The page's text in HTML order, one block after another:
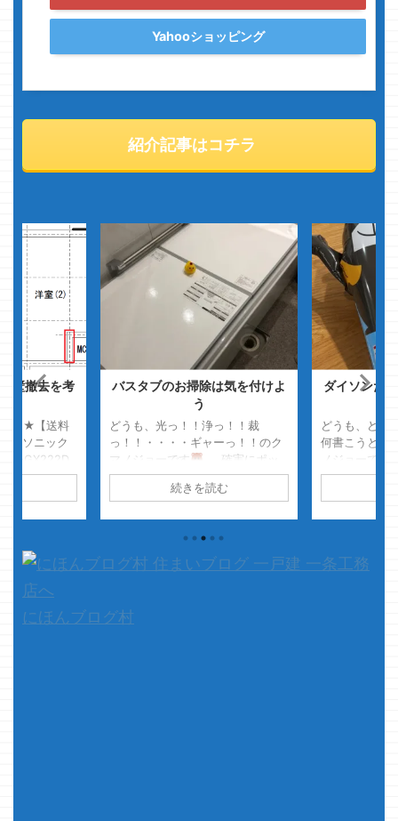
Yahooショッピング
紹介記事はコチラ
壁撤去を考
中★【送料
ナソニック
GX222D
【エコナビ
。 わたくし
き・・・・
って事は今は
えいえ、今
バスタブのお掃除は気を付けよ
う
どうも、光っ！！浄っ！！裁
っ！！・・・・ギャーっ！！のク
マノジョーです
確実にポッ
クリ行きますクマノジョーなら
心が汚れまくってますので
長い長いお一人様生活が間
もなく終了を迎える時期がやって
続きを読む
ダイソンだ
どうも、どう
何書こうと思
ノジョーで
も・・・何々
そして、今
にほんブログ村